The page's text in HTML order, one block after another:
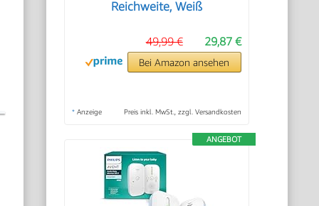
Reichweite, Weiß
29,87 €
49,99 €
Bei Amazon ansehen
* Anzeige Preis inkl. MwSt., zzgl. Versandkosten
ANGEBOT